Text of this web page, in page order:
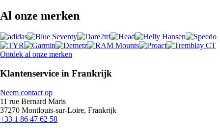
Al onze merken
Ontdek al onze merken
Klantenservice in Frankrijk
Neem contact op
11 rue Bernard Maris
37270 Montlouis-sur-Loire, Frankrijk
+33 1 86 47 62 58